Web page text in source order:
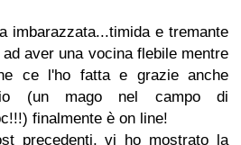
imbarazzata...timida e tremante
aver una vocina flebile mentre
ce l'ho fatta e grazie anche
(un mago nel campo di
finalmente è on line!
precedenti, vi ho mostrato la